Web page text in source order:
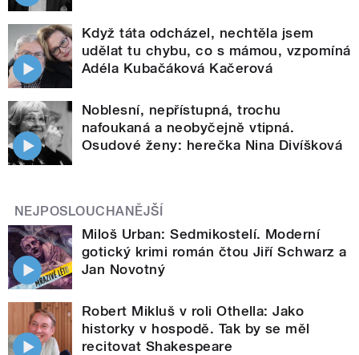
Když táta odcházel, nechtěla jsem
udělat tu chybu, co s mámou, vzpomíná
Adéla Kubačáková Kačerová
Noblesní, nepřístupná, trochu
nafoukaná a neobyčejně vtipná.
Osudové ženy: herečka Nina Divíšková
NEJPOSLOUCHANĚJŠÍ
Miloš Urban: Sedmikostelí. Moderní
gotický krimi román čtou Jiří Schwarz a
Jan Novotný
Robert Mikluš v roli Othella: Jako
historky v hospodě. Tak by se měl
recitovat Shakespeare